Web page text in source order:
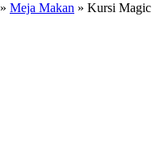
» Meja Makan » Kursi Magic